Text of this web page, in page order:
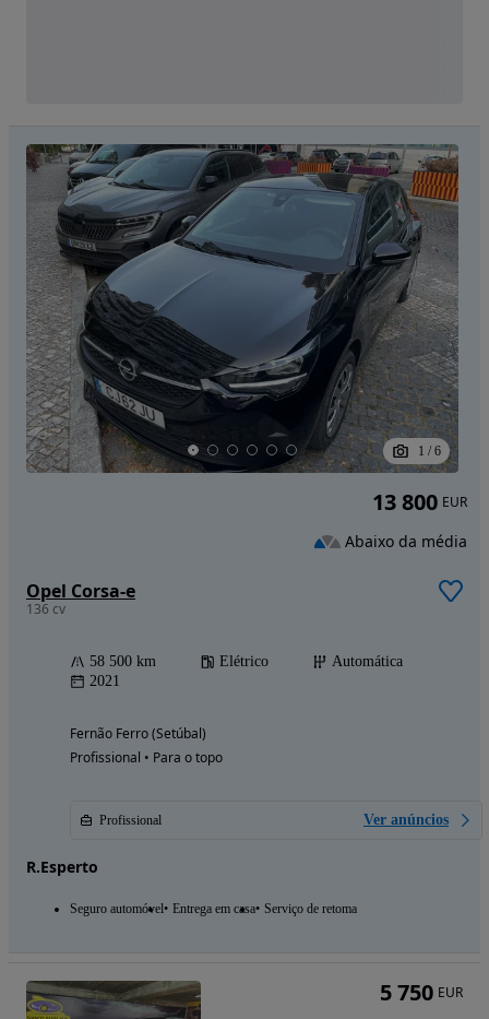
1 / 6
Opel Corsa-e
136 cv
58 500 km Elétrico
Automática
2021
Fernão Ferro (Setúbal)
Profissional • Para o topo
Profissional Ver anúncios
R.Esperto
Seguro automóvel Entrega em casa Serviço de retoma
13 800 EUR
Abaixo da média
5 750 EUR